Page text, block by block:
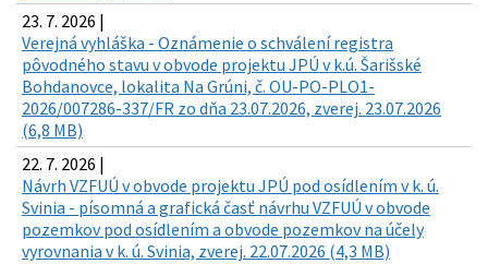
23. 7. 2026 |
Verejná vyhláška - Oznámenie o schválení registra
pôvodného stavu v obvode projektu JPÚ v k.ú. Šarišské
Bohdanovce, lokalita Na Grúni, č. OU-PO-PLO1-
2026/007286-337/FR zo dňa 23.07.2026, zverej. 23.07.2026
(6,8 MB)
22. 7. 2026 |
Návrh VZFUÚ v obvode projektu JPÚ pod osídlením v k. ú.
Svinia - písomná a grafická časť návrhu VZFUÚ v obvode
pozemkov pod osídlením a obvode pozemkov na účely
vyrovnania v k. ú. Svinia, zverej. 22.07.2026 (4,3 MB)